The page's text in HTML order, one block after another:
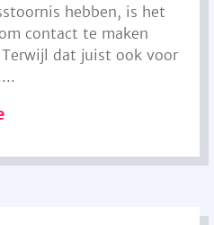
hebben, is het
contact te maken
dat juist ook voor